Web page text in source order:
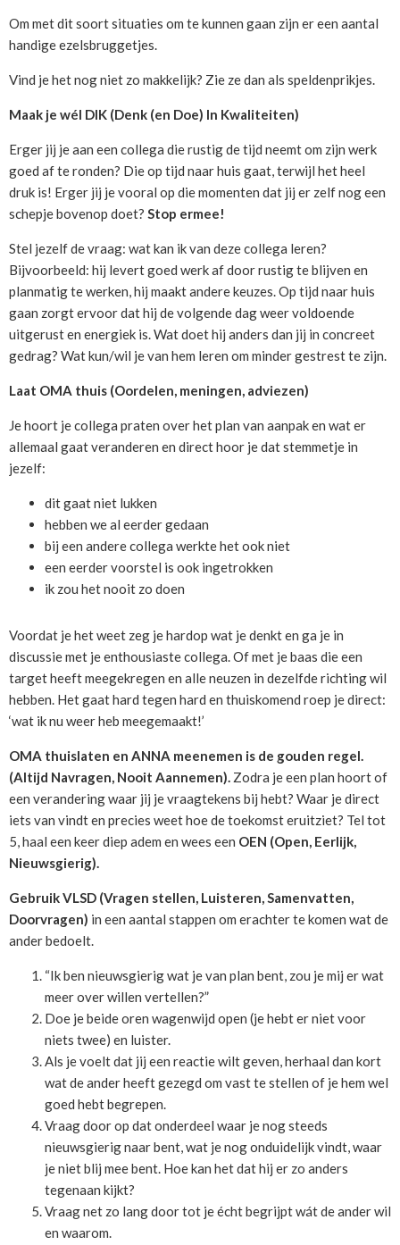
Om met dit soort situaties om te kunnen gaan zijn er een aantal
handige ezelsbruggetjes.
Vind je het nog niet zo makkelijk? Zie ze dan als speldenprikjes.
Maak je wél DIK (Denk (en Doe) In Kwaliteiten)
Erger jij je aan een collega die rustig de tijd neemt om zijn werk
goed af te ronden? Die op tijd naar huis gaat, terwijl het heel
druk is! Erger jij je vooral op die momenten dat jij er zelf nog een
schepje bovenop doet? Stop ermee!
Stel jezelf de vraag: wat kan ik van deze collega leren?
Bijvoorbeeld: hij levert goed werk af door rustig te blijven en
planmatig te werken, hij maakt andere keuzes. Op tijd naar huis
gaan zorgt ervoor dat hij de volgende dag weer voldoende
uitgerust en energiek is. Wat doet hij anders dan jij in concreet
gedrag? Wat kun/wil je van hem leren om minder gestrest te zijn.
Laat OMA thuis (Oordelen, meningen, adviezen)
Je hoort je collega praten over het plan van aanpak en wat er
allemaal gaat veranderen en direct hoor je dat stemmetje in
jezelf:
dit gaat niet lukken
hebben we al eerder gedaan
bij een andere collega werkte het ook niet
een eerder voorstel is ook ingetrokken
ik zou het nooit zo doen
Voordat je het weet zeg je hardop wat je denkt en ga je in
discussie met je enthousiaste collega. Of met je baas die een
target heeft meegekregen en alle neuzen in dezelfde richting wil
hebben. Het gaat hard tegen hard en thuiskomend roep je direct:
‘wat ik nu weer heb meegemaakt!’
OMA thuislaten en ANNA meenemen is de gouden regel.
(Altijd Navragen, Nooit Aannemen). Zodra je een plan hoort of
een verandering waar jij je vraagtekens bij hebt? Waar je direct
iets van vindt en precies weet hoe de toekomst eruitziet? Tel tot
5, haal een keer diep adem en wees een OEN (Open, Eerlijk,
Nieuwsgierig).
Gebruik VLSD (Vragen stellen, Luisteren, Samenvatten,
Doorvragen) in een aantal stappen om erachter te komen wat de
ander bedoelt.
“Ik ben nieuwsgierig wat je van plan bent, zou je mij er wat
meer over willen vertellen?”
Doe je beide oren wagenwijd open (je hebt er niet voor
niets twee) en luister.
Als je voelt dat jij een reactie wilt geven, herhaal dan kort
wat de ander heeft gezegd om vast te stellen of je hem wel
goed hebt begrepen.
Vraag door op dat onderdeel waar je nog steeds
nieuwsgierig naar bent, wat je nog onduidelijk vindt, waar
je niet blij mee bent. Hoe kan het dat hij er zo anders
tegenaan kijkt?
Vraag net zo lang door tot je écht begrijpt wát de ander wil
en waarom.